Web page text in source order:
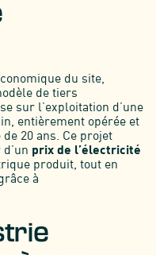
du site,
de tiers
sur l’exploitation d’une
entièrement opérée et
20 ans. Ce projet
prix de l’électricité
produit, tout en
à